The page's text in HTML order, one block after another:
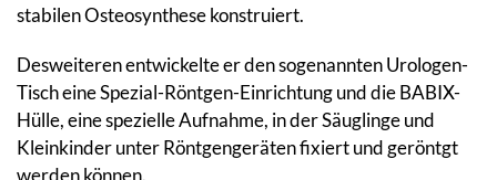
stabilen Osteosynthese konstruiert.
Desweiteren entwickelte er den sogenannten Urologen-
Tisch eine Spezial-Röntgen-Einrichtung und die BABIX-
Hülle, eine spezielle Aufnahme, in der Säuglinge und
Kleinkinder unter Röntgengeräten fixiert und geröntgt
werden können.